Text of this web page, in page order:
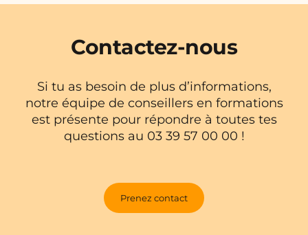
Contactez-nous
Si tu as besoin de plus d’informations,
notre équipe de conseillers en formations
est présente pour répondre à toutes tes
questions au 03 39 57 00 00 !
Prenez contact